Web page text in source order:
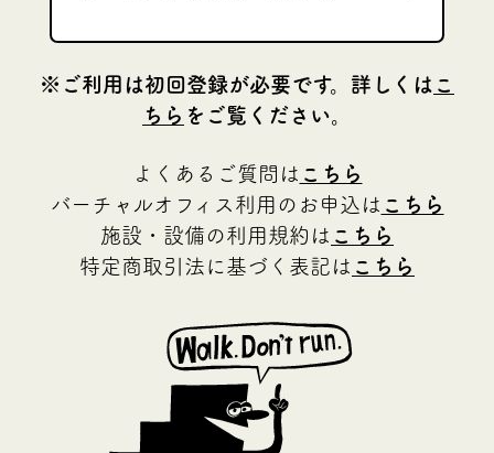
※ご利用は初回登録が必要です。詳しくは こ
ちら をご覧ください。
よくあるご質問は こちら
バーチャルオフィス利用のお申込は こちら
施設・設備の利用規約は こちら
特定商取引法に基づく表記は こちら